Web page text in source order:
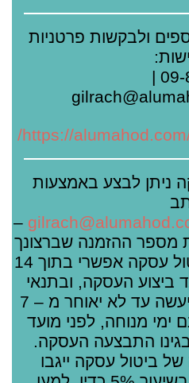
ולבקשות פרטניות
09-8357512 |
https://
ניתן לבצע באמצעות
–
מספר ההזמנה שברצונך
לבטל. ביטול עסקה אפשרי בתוך 14
ביצוע העסקה, ובתנאי
שהביטול ייעשה עד לא יאוחר מ – 7
ימי מנוחה, לפני מועד
התבצעה העסקה.
ביטול עסקה ייגבו